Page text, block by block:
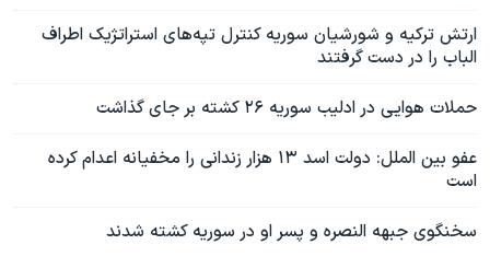
ارتش ترکیه و شورشیان سوریه کنترل تپه‌های استراتژیک اطراف
الباب را در دست گرفتند
حملات هوایی در ادلیب سوریه ۲۶ کشته بر جای گذاشت
عفو بین الملل: دولت اسد ۱۳ هزار زندانی را مخفیانه اعدام کرده
است
سخنگوی جبهه النصره و پسر او در سوریه کشته شدند